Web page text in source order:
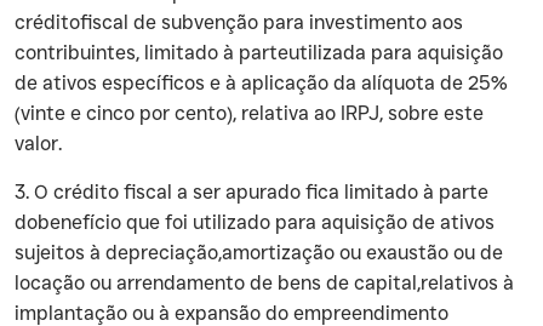
créditofiscal de subvenção para investimento aos
contribuintes, limitado à parteutilizada para aquisição
de ativos específicos e à aplicação da alíquota de 25%
(vinte e cinco por cento), relativa ao IRPJ, sobre este
valor.
‍3. O crédito fiscal a ser apurado fica limitado à parte
dobenefício que foi utilizado para aquisição de ativos
sujeitos à depreciação,amortização ou exaustão ou de
locação ou arrendamento de bens de capital,relativos à
implantação ou à expansão do empreendimento